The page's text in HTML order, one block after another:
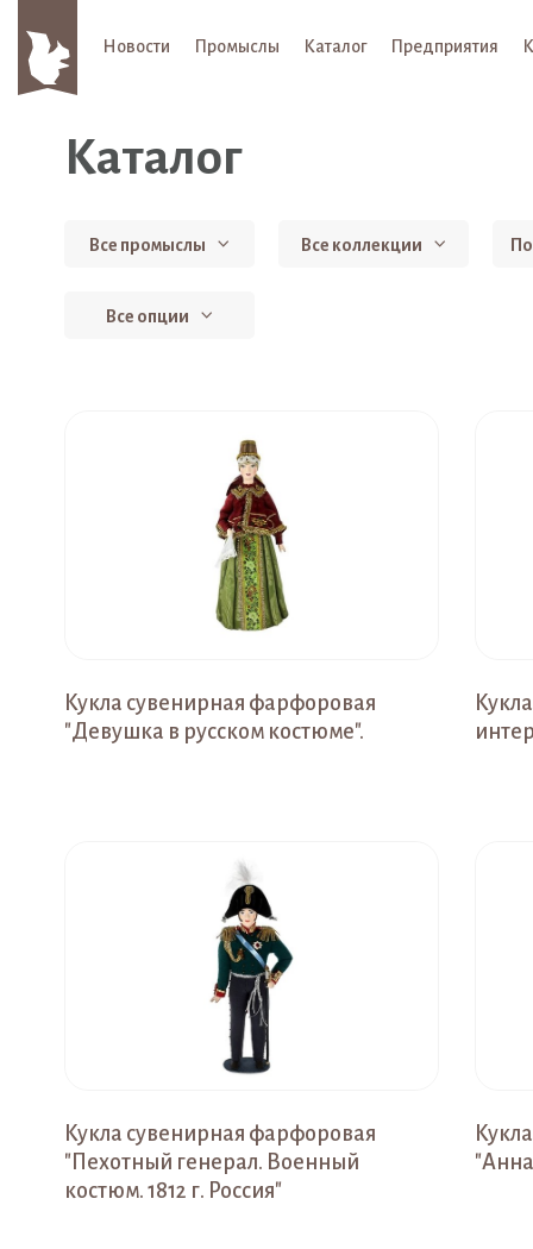
Новости Промыслы Каталог Предприятия
Каталог
Все промыслы Все коллекции
Все опции
Кукла сувенирная фарфоровая
"Девушка в русском костюме".
Кукла сувенирная фарфоровая
"Пехотный генерал. Военный
костюм. 1812 г. Россия"